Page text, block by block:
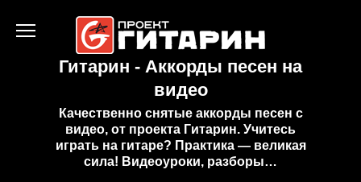
Гитарин - Аккорды песен на
видео
Качественно снятые аккорды песен с
видео, от проекта Гитарин. Учитесь
играть на гитаре? Практика — великая
сила! Видеоуроки, разборы…